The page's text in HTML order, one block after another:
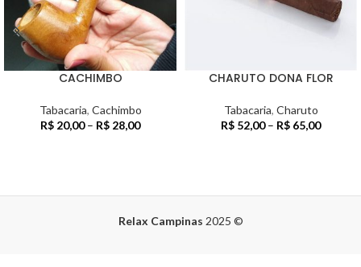
CACHIMBO
Tabacaria, Cachimbo
R$ 20,00 – R$ 28,00
CHARUTO DONA FLOR
Tabacaria, Charuto
R$ 52,00 – R$ 65,00
Relax Campinas 2025 ©